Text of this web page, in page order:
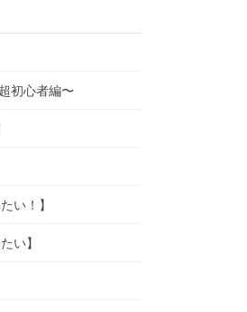
初心者編〜
い！】
い】